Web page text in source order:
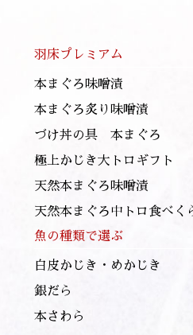
羽床プレミアム
本まぐろ味噌漬
本まぐろ炙り味噌漬
づけ丼の具 本まぐろ
極上かじき大トロギフト
天然本まぐろ味噌漬
天然本まぐろ中トロ食べく
魚の種類で選ぶ
白皮かじき・めかじき
銀だら
本さわら